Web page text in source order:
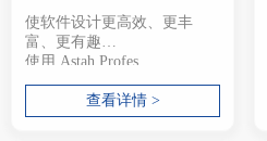
使软件设计更高效、更丰
富、更有趣
使用 Astah Profes...
查看详情 >